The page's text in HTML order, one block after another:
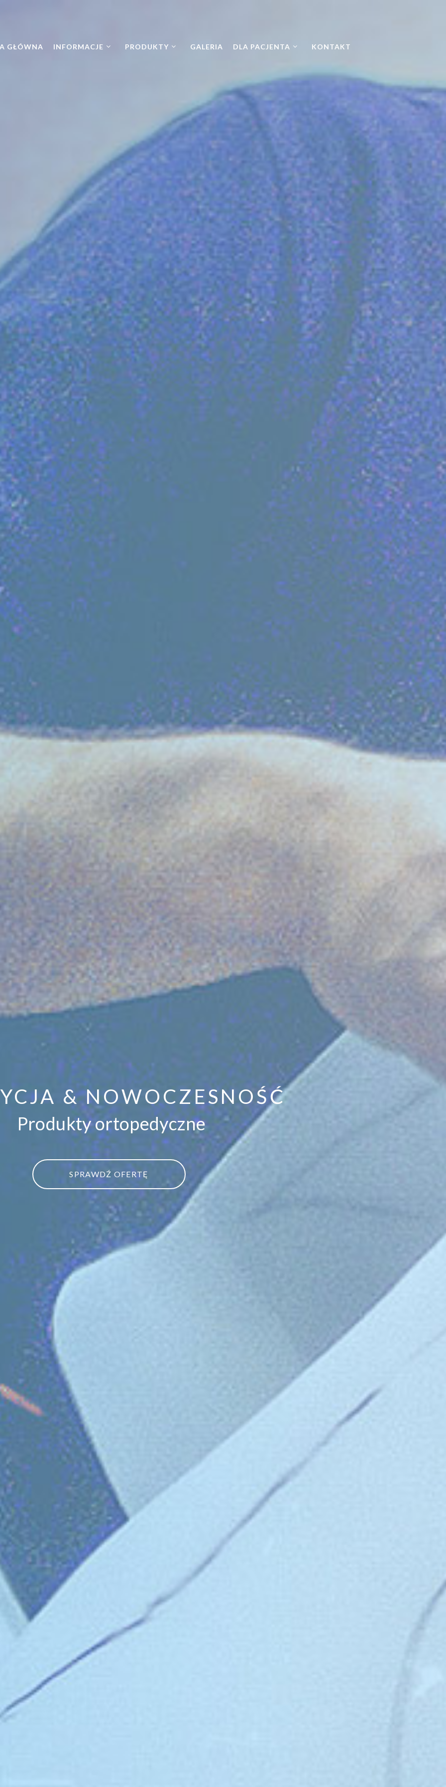
GŁÓWNA INFORMACJE PRODUKTY GALERIA DLA PACJENTA KONTAKT
& NOWOCZESNOŚĆ
Produkty ortopedyczne
SPRAWDŹ OFERTĘ
Służymy ludziom